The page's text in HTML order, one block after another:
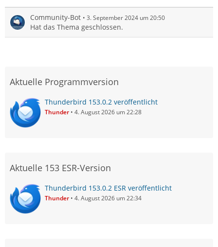
Community-Bot 3. September 2024 um 20:50
Hat das Thema geschlossen.
Aktuelle Programmversion
Thunderbird 153.0.2 veröffentlicht
Thunder 4. August 2026 um 22:28
Aktuelle 153 ESR-Version
Thunderbird 153.0.2 ESR veröffentlicht
Thunder 4. August 2026 um 22:34